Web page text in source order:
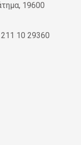
19600
10 29360